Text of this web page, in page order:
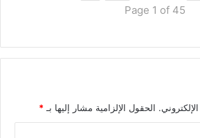
Page 1 of 45
الحقول الإلزامية مشار إليها بـ *